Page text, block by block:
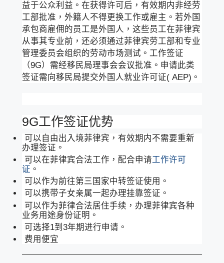
益于公众利益。在获得许可后，有效期内非经劳
工部批准，外籍人不得更换工作或雇主。若外国
承包商雇佣的员工是外国人，这些员工在菲律宾
从事其专业前，还必须通过菲律宾劳工部和专业
管理委员会组织的劳动市场测试。工作签证
（9G）需经移民局理事会会议批准。申请此类
签证需向移民局提交外国人就业许可证( AEP)。
9G工作签证优势
可以自由出入境菲律宾，有效期内不需要重新
办理签证。
可以在菲律宾合法工作，配合申请工作许可
证 。
可以作为前往第三国家中转签证使用。
可以携带子女亲属一起办理挂靠签证。
可以作为菲律合法居住手续，办理菲律宾各种
业务用途身份证明。
可选择1到3年期进行申请。
费用便宜